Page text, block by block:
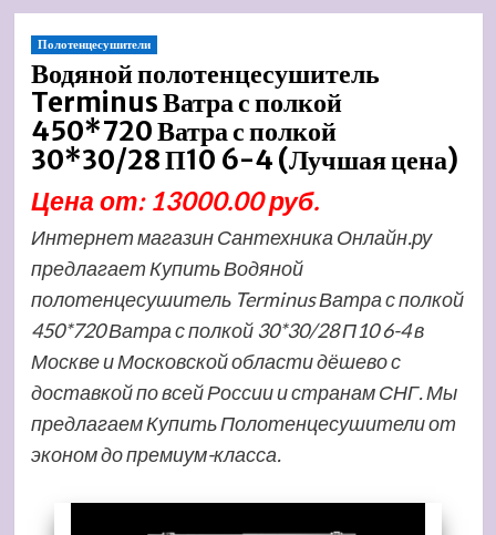
Полотенцесушители
Водяной полотенцесушитель
Terminus Ватра с полкой
450*720 Ватра с полкой
30*30/28 П10 6-4 (Лучшая цена)
Цена от: 13000.00 руб.
Интернет магазин Сантехника Онлайн.ру
предлагает Купить Водяной
полотенцесушитель Terminus Ватра с полкой
450*720 Ватра с полкой 30*30/28 П10 6-4 в
Москве и Московской области дёшево с
доставкой по всей России и странам СНГ. Мы
предлагаем Купить Полотенцесушители от
эконом до премиум-класса.